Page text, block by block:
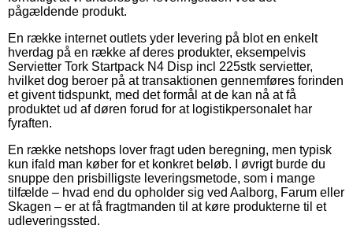
pågældende produkt.
En række internet outlets yder levering på blot en enkelt
hverdag på en række af deres produkter, eksempelvis
Servietter Tork Startpack N4 Disp incl 225stk servietter,
hvilket dog beroer på at transaktionen gennemføres forinden
et givent tidspunkt, med det formål at de kan nå at få
produktet ud af døren forud for at logistikpersonalet har
fyraften.
En række netshops lover fragt uden beregning, men typisk
kun ifald man køber for et konkret beløb. I øvrigt burde du
snuppe den prisbilligste leveringsmetode, som i mange
tilfælde – hvad end du opholder sig ved Aalborg, Farum eller
Skagen – er at få fragtmanden til at køre produkterne til et
udleveringssted.